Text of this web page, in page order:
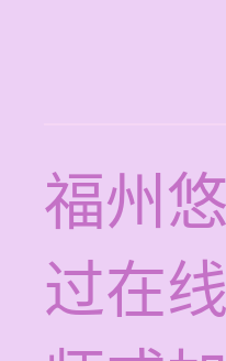
福州
过在